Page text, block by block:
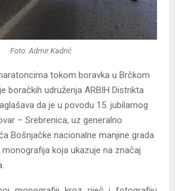
Foto: Admir Kadrić
tokom boravka u Brčkom
boračkih udruženja ARBIH Distrikta
da je u povodu 15. jubilarnog
– Srebrenica, uz generalno
Bošnjačke nacionalne manjine grada
koja ukazuje na značaj